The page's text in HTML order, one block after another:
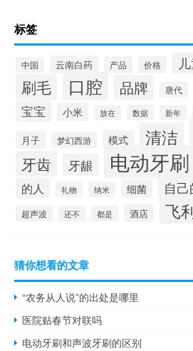
标签
中国 云南白药 产品 价格
刷毛 口腔 品牌 唐代
宝宝 小米 放在 数据 新年
月子 梦幻西游 模式 清洁
牙齿 牙龈 电动牙刷
的人 礼物 纳米 细菌 自己
超声波 还不 都是 酒店 飞
猜你想看的文章
“农务从人说”的出处是哪里
医院贴春节对联吗
电动牙刷和声波牙刷的区别